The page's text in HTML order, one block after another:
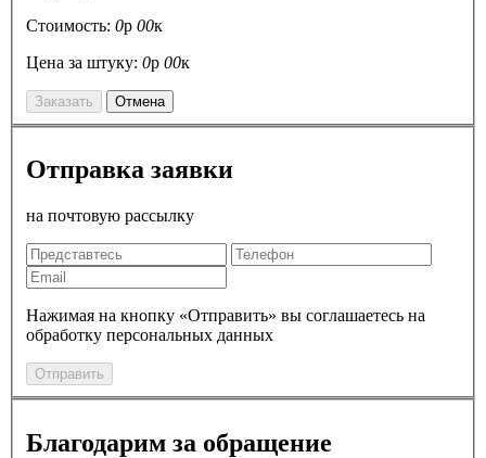
Стоимость: 0р 00к
Цена за штуку: 0р 00к
Заказать Отмена
Отправка заявки
на почтовую рассылку
Нажимая на кнопку «Отправить» вы соглашаетесь на
обработку персональных данных
Отправить
Благодарим за обращение